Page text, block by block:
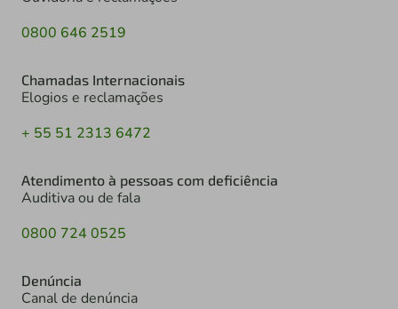
0800 646 2519
Chamadas Internacionais
Elogios e reclamações
+ 55 51 2313 6472
Atendimento à pessoas com deficiência
Auditiva ou de fala
0800 724 0525
Denúncia
Canal de denúncia